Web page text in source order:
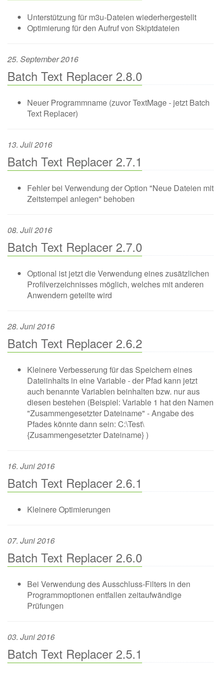
Unterstützung für m3u-Dateien wiederhergestellt
Optimierung für den Aufruf von Skiptdateien
25. September 2016
Batch Text Replacer 2.8.0
Neuer Programmname (zuvor TextMage - jetzt Batch
Text Replacer)
13. Juli 2016
Batch Text Replacer 2.7.1
Fehler bei Verwendung der Option "Neue Dateien mit
Zeitstempel anlegen" behoben
08. Juli 2016
Batch Text Replacer 2.7.0
Optional ist jetzt die Verwendung eines zusätzlichen
Profilverzeichnisses möglich, welches mit anderen
Anwendern geteilte wird
28. Juni 2016
Batch Text Replacer 2.6.2
Kleinere Verbesserung für das Speichern eines
Dateiinhalts in eine Variable - der Pfad kann jetzt
auch benannte Variablen beinhalten bzw. nur aus
diesen bestehen (Beispiel: Variable 1 hat den Namen
"Zusammengesetzter Dateiname" - Angabe des
Pfades könnte dann sein: C:\Test\
{Zusammengesetzter Dateiname} )
16. Juni 2016
Batch Text Replacer 2.6.1
Kleinere Optimierungen
07. Juni 2016
Batch Text Replacer 2.6.0
Bei Verwendung des Ausschluss-Filters in den
Programmoptionen entfallen zeitaufwändige
Prüfungen
03. Juni 2016
Batch Text Replacer 2.5.1